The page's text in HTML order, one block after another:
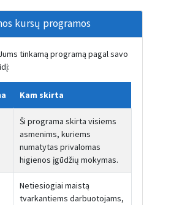
kursų programos
tinkamą programą pagal savo
Kam skirta
Ši programa skirta visiems
asmenims, kuriems
numatytas privalomas
higienos įgūdžių mokymas.
Netiesiogiai maistą
tvarkantiems darbuotojams,